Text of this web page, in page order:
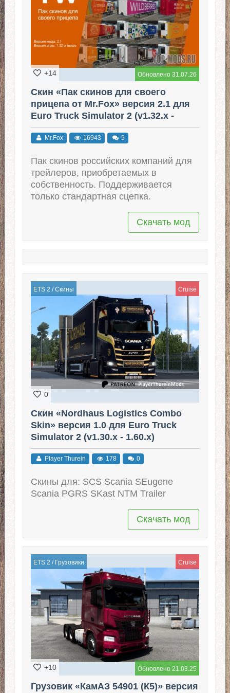
Обновлено 31.07.26
+14
Скин «Пак скинов для своего
прицепа от Mr.Fox» версия 2.1 для
Euro Truck Simulator 2 (v1.32.x -
1.60.x)
Mr.Fox 16943 5
Пак скинов российских компаний для
трейлеров, приобретаемых в
собственность. Поддерживается
только стандартная сцепка.
Скачать мод
ETS 2 /Скины Cruise
0
Скин «Nordhaus Logistics Combo
Skin» версия 1.0 для Euro Truck
Simulator 2 (v1.30.x - 1.60.x)
Player Thurein 178 0
Скины для: SCS Scania SEugene
Scania PGRS SKast NTM Trailer
Скачать мод
ETS 2 / Грузовики Cruise
Обновлено 21.03.25
+10
Грузовик «КамАЗ 54901 (К5)» версия